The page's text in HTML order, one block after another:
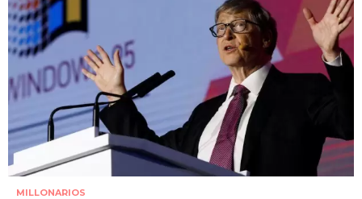
MILLONARIOS